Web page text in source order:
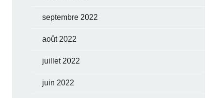
septembre 2022
août 2022
juillet 2022
juin 2022